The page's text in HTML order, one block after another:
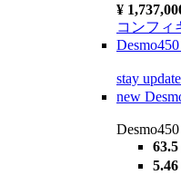
¥
コンフィ
stay
new
63.5